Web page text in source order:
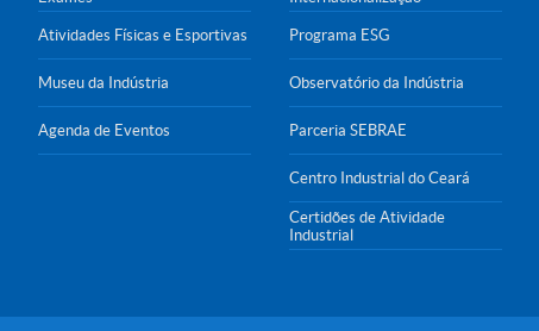
Atividades Físicas e Esportivas
Museu da Indústria
Agenda de Eventos
Programa ESG
Observatório da Indústria
Parceria SEBRAE
Centro Industrial do Ceará
Certidões de Atividade
Industrial